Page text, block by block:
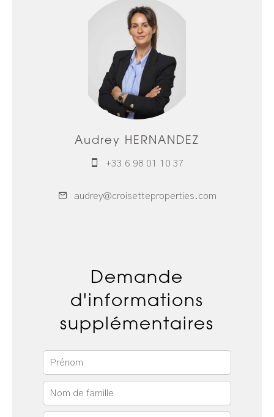
Audrey HERNANDEZ
+33 6 98 01 10 37
audrey@croisetteproperties.com
Demande
d'informations
supplémentaires